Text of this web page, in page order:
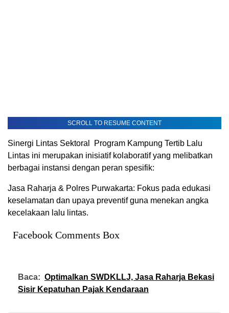
SCROLL TO RESUME CONTENT
Sinergi Lintas Sektoral Program Kampung Tertib Lalu
Lintas ini merupakan inisiatif kolaboratif yang melibatkan
berbagai instansi dengan peran spesifik:
Jasa Raharja & Polres Purwakarta: Fokus pada edukasi
keselamatan dan upaya preventif guna menekan angka
kecelakaan lalu lintas.
Facebook Comments Box
Baca: Optimalkan SWDKLLJ, Jasa Raharja Bekasi
Sisir Kepatuhan Pajak Kendaraan